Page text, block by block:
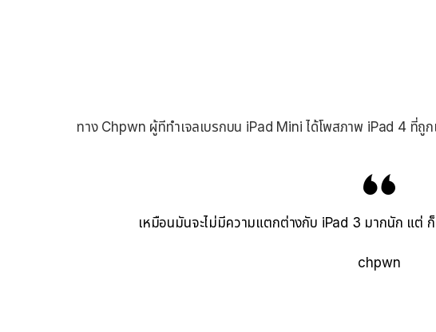
ทาง Chpwn ผู้ทีทำเจลเบรกบน iPad Mini ได้โพสภาพ iPad 4 ที่ถู
เหมือนมันจะไม่มีความแตกต่างกับ iPad 3 มากนัก แต่
chpwn